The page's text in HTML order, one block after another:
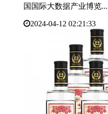
国国际大数据产业博览...
2024-04-12 02:21:33